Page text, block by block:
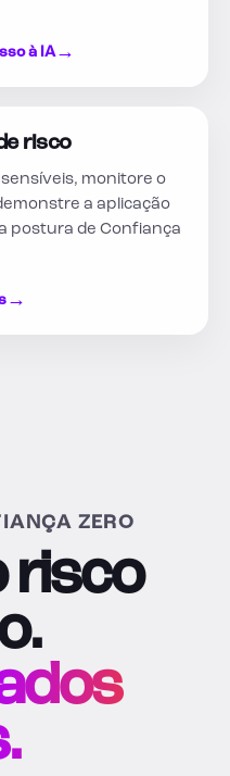
à IA→
risco
monitore o
a aplicação
postura de Confiança
→
ZERO
risco